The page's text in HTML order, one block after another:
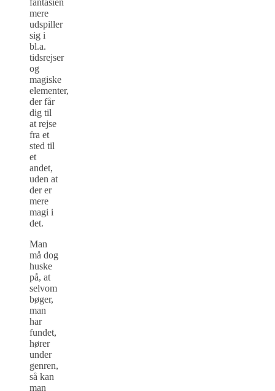
mere
udspiller
sig i
bl.a.
tidsrejser
og
magiske
elementer,
der får
dig til
at rejse
fra et
sted til
et
andet,
uden at
der er
mere
magi i
det.
Man
må dog
huske
på, at
selvom
bøger,
man
har
fundet,
hører
under
genren,
så kan
man